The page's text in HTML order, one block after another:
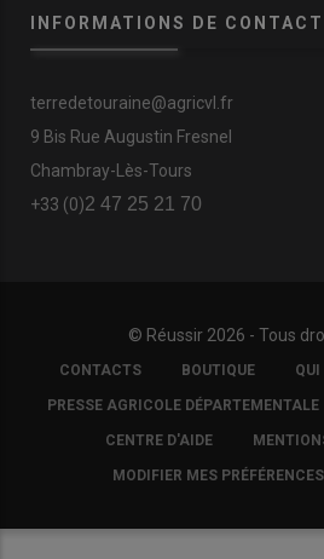
INFORMATIONS DE CONTACT
terredetouraine@agricvl.fr
9 Bis Rue Augustin Fresnel
Chambray-Lès-Tours
+33 (0)2 47 25 21 70
© Réussir 2026 - Tous
FOOTER
COPYRIGHT
CONTACTS BOUTIQUE
PRESSE AGRICOLE DÉPARTEMENTALE
CENTRE D'AIDE
MODIFIER MES